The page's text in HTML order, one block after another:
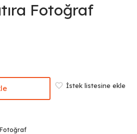
Fotoğraf
İstek listesine ekle
Fotoğraf